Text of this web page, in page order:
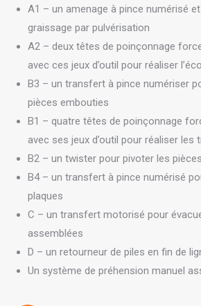
A1 – un amenage à pince numérisé
graissage par pulvérisation
A2 – deux têtes de poinçonnage
avec ces jeux d’outil pour réaliser
B3 – un transfert à pince numériser
pièces embouties
B1 – quatre têtes de poinçonnage
avec ses jeux d’outil pour réaliser les
B2 – un twister pour pivoter les pièces
B4 – un transfert à pince numérisé
plaques
C – un transfert motorisé pour
assemblées
D – un retourneur de piles en fin de
Un système de préhension manuel